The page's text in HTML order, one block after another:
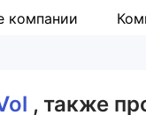
компании
, также